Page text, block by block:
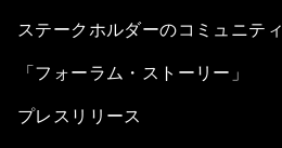
ステークホルダーのコミュニティ
「フォーラム・ストーリー」
プレスリリース